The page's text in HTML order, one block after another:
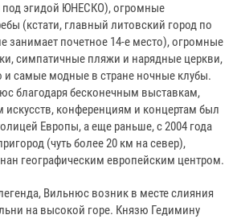
под эгидой ЮНЕСКО), огромные
(кстати, главный литовский город по
занимает почетное 14-е место), огромные
симпатичные пляжи и нарядные церкви,
и самые модные в стране ночные клубы.
благодаря бесконечным выставкам,
искусств, конференциям и концертам был
Европы, а еще раньше, с 2004 года
(чуть более 20 км на север),
географическим европейским центром.
Вильнюс возник в месте слияния
на высокой горе. Князю Гедимину